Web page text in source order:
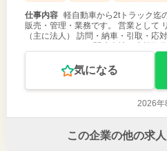
仕事内容 軽自動車から2tトラック迄
販売・管理・業務です。 営業として
（主に法人） 訪問・納車・引取・応
気になる
2026年
この企業の他の求